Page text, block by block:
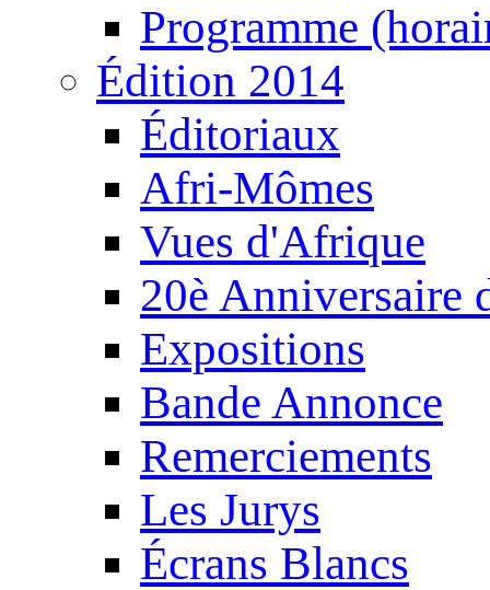
Programme
Édition 2014
Éditoriaux
Afri-Mômes
Vues d'Afrique
20è Anniversaire
Expositions
Bande Annonce
Remerciements
Les Jurys
Écrans Blancs